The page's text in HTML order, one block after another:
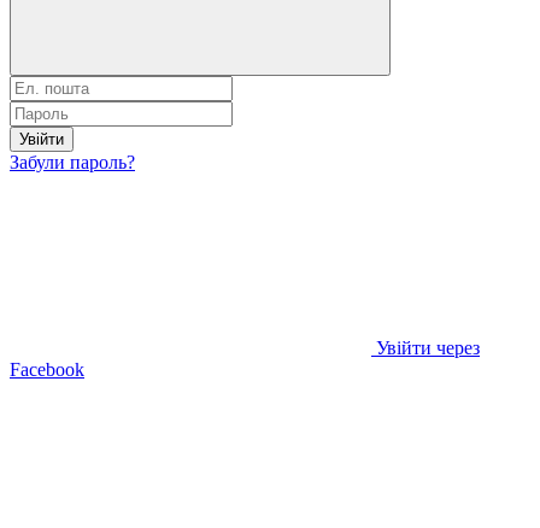
Увійти
Забули пароль?
Увійти через
Facebook